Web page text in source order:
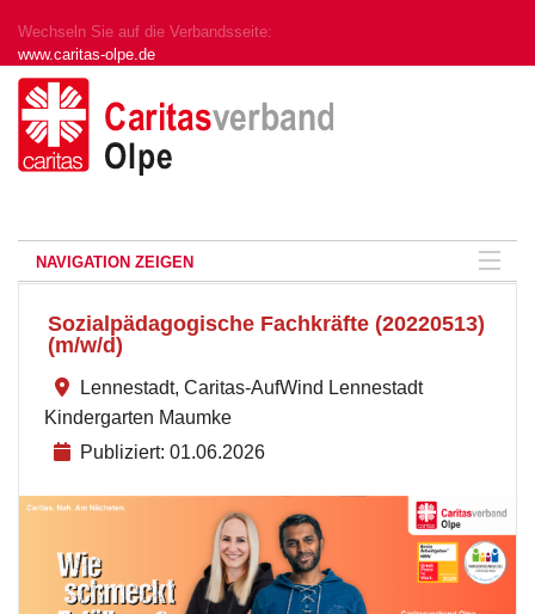
Wechseln Sie auf die Verbandsseite:
www.caritas-olpe.de
NAVIGATION ZEIGEN
Sozialpädagogische Fachkräfte (20220513)
(m/w/d)
Lennestadt, Caritas-AufWind Lennestadt
Kindergarten Maumke
Publiziert: 01.06.2026